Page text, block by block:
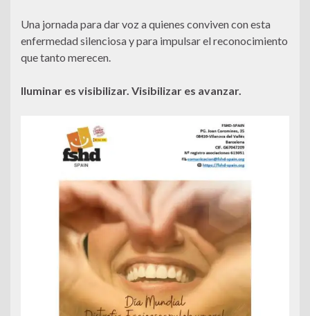
Una jornada para dar voz a quienes conviven con esta
enfermedad silenciosa y para impulsar el reconocimiento
que tanto merecen.
Iluminar es visibilizar. Visibilizar es avanzar.